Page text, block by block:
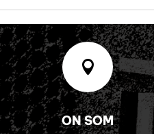

ON SOM